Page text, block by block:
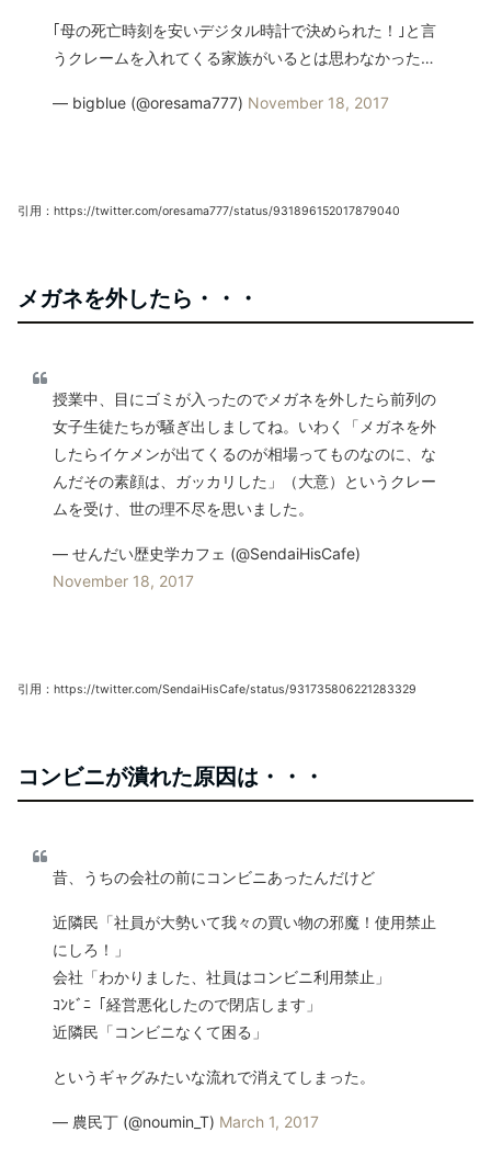
｢母の死亡時刻を安いデジタル時計で決められた！｣と言
うクレームを入れてくる家族がいるとは思わなかった…
— bigblue (@oresama777) November 18, 2017
引用：https://twitter.com/oresama777/status/931896152017879040
メガネを外したら・・・
授業中、目にゴミが入ったのでメガネを外したら前列の
女子生徒たちが騒ぎ出しましてね。いわく「メガネを外
したらイケメンが出てくるのが相場ってものなのに、な
んだその素顔は、ガッカリした」（大意）というクレー
ムを受け、世の理不尽を思いました。
— せんだい歴史学カフェ (@SendaiHisCafe)
November 18, 2017
引用：https://twitter.com/SendaiHisCafe/status/931735806221283329
コンビニが潰れた原因は・・・
昔、うちの会社の前にコンビニあったんだけど
近隣民「社員が大勢いて我々の買い物の邪魔！使用禁止
にしろ！」
会社「わかりました、社員はコンビニ利用禁止」
ｺﾝﾋﾞﾆ「経営悪化したので閉店します」
近隣民「コンビニなくて困る」
というギャグみたいな流れで消えてしまった。
— 農民丁 (@noumin_T) March 1, 2017